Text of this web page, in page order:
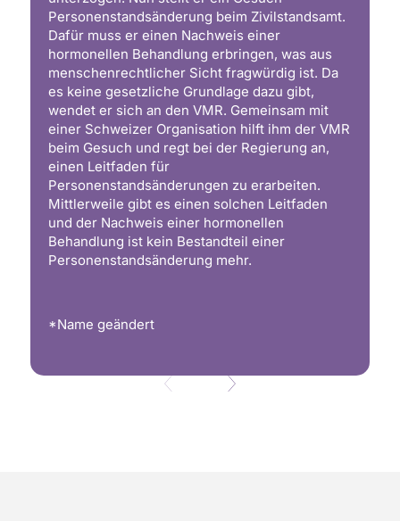
Personenstandsänderung beim Zivilstandsamt.
Dafür muss er einen Nachweis einer
hormonellen Behandlung erbringen, was aus
menschenrechtlicher Sicht fragwürdig ist. Da
es keine gesetzliche Grundlage dazu gibt,
wendet er sich an den VMR. Gemeinsam mit
einer Schweizer Organisation hilft ihm der VMR
beim Gesuch und regt bei der Regierung an,
einen Leitfaden für
Personenstandsänderungen zu erarbeiten.
Mittlerweile gibt es einen solchen Leitfaden
und der Nachweis einer hormonellen
Behandlung ist kein Bestandteil einer
Personenstandsänderung mehr.
*Name geändert